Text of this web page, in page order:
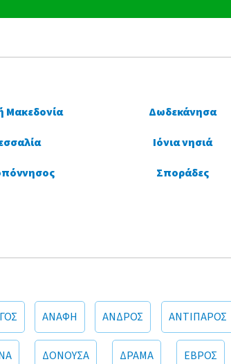
Μακεδονία
Δωδεκάνησα
Ιόνια νησιά
Σποράδες
ΑΝΑΦΗ ΑΝΔΡΟΣ ΑΝΤΙΠΑΡΟΣ
ΔΟΝΟΥΣΑ ΔΡΑΜΑ ΕΒΡΟΣ